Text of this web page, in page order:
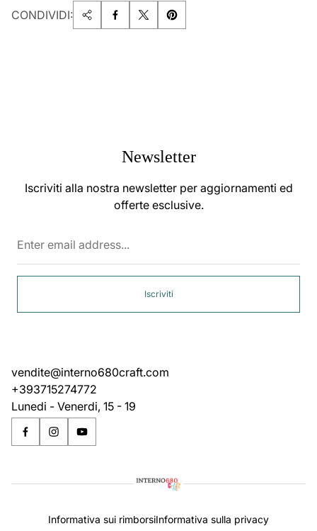
CONDIVIDI:
Newsletter
Iscriviti alla nostra newsletter per aggiornamenti ed
offerte esclusive.
Iscriviti
vendite@interno680craft.com
+393715274772
Lunedi - Venerdi, 15 - 19
Informativa sui rimborsiInformativa sulla privacy